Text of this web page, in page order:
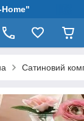
Сатиновий